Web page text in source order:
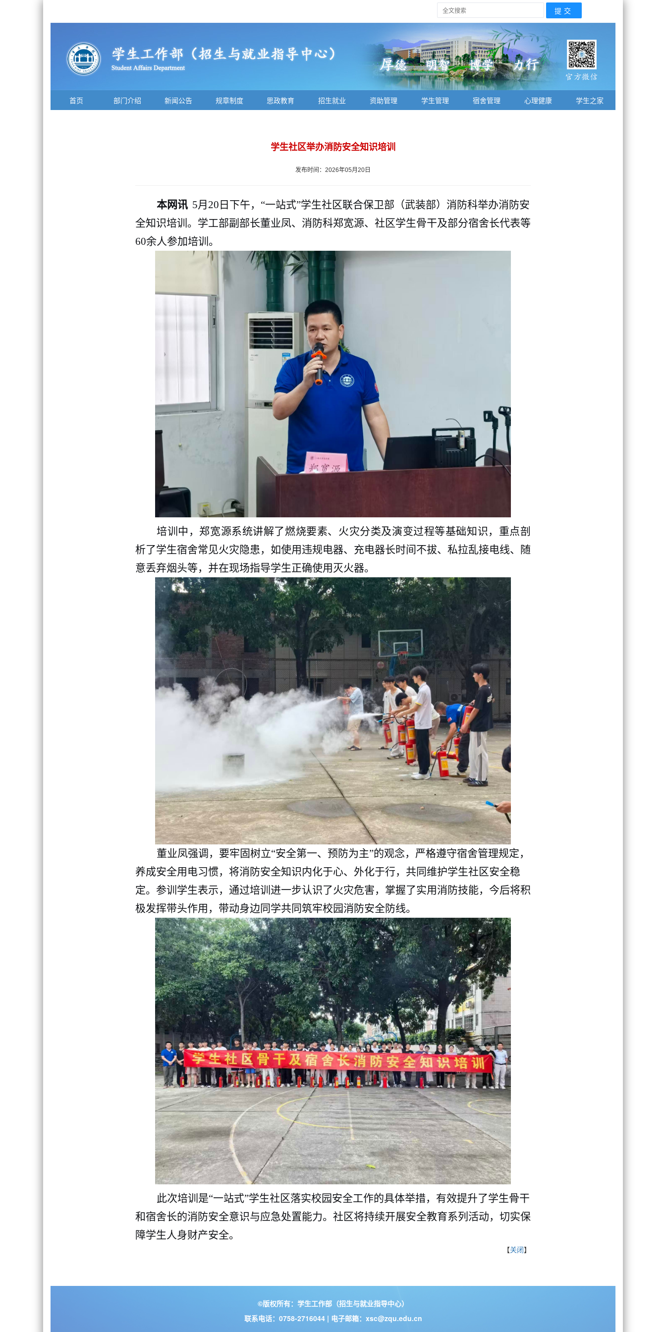
首页 部门介绍 新闻公告 规章制度 思政教育 招生就业 资助管理 学生管理 宿舍管理 心理健康 学生之家
学生社区举办消防安全知识培训
发布时间：2026年05月20日
本网讯 5月20日下午，“一站式”学生社区联合保卫部（武装部）消防科举办消防安
全知识培训。学工部副部长董业凤、消防科郑宽源、社区学生骨干及部分宿舍长代表等
60余人参加培训。
培训中，郑宽源系统讲解了燃烧要素、火灾分类及演变过程等基础知识，重点剖
析了学生宿舍常见火灾隐患，如使用违规电器、充电器长时间不拔、私拉乱接电线、随
意丢弃烟头等，并在现场指导学生正确使用灭火器。
董业凤强调，要牢固树立“安全第一、预防为主”的观念，严格遵守宿舍管理规定，
养成安全用电习惯，将消防安全知识内化于心、外化于行，共同维护学生社区安全稳
定。 参训学生表示，通过培训进一步认识了火灾危害，掌握了实用消防技能，今后将积
极发挥带头作用，带动身边同学共同筑牢校园消防安全防线。
此次培训是“一站式”学生社区落实校园安全工作的具体举措，有效提升了学生骨干
和宿舍长的消防安全意识与应急处置能力。社区将持续开展安全教育系列活动，切实保
障学生人身财产安全。
【关闭】
©版权所有：学生工作部（招生与就业指导中心）
联系电话：0758-2716044 | 电子邮箱：xsc@zqu.edu.cn